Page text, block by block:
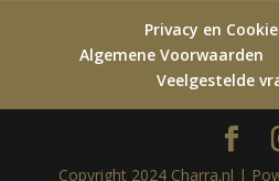
Privacy en
Algemene Voorwaarden
Veelgestelde
Copyright 2024 Charra.nl |